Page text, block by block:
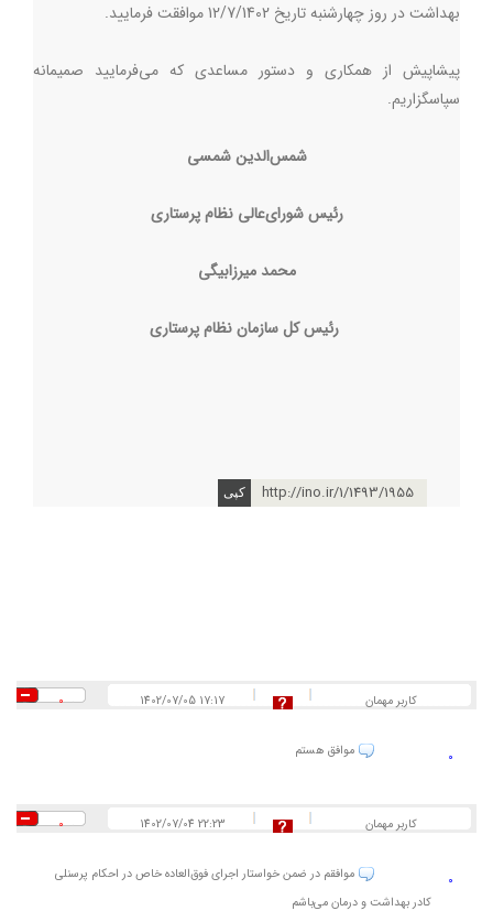
بهداشت در روز چهارشنبه تاریخ 12/7/1402 موافقت فرمایید.
پیشاپیش از همکاری و دستور مساعدی که می‌فرمایید صمیمانه
سپاسگزاریم.
شمس‌الدین شمسی
رئیس شورای‌عالی نظام پرستاری
محمد میرزابیگی
رئیس کل سازمان نظام پرستاری
http://ino.ir/1/1493/1955
کاربر مهمان 1402/07/05 17:17
0
0 موافق هستم
کاربر مهمان 1402/07/04 22:23
0
0
موافقم در ضمن خواستار اجرای فوق‌العاده خاص در احکام پرسنلی
کادر بهداشت و درمان می‌باشم